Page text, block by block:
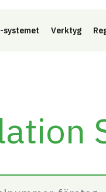
systemet Verktyg